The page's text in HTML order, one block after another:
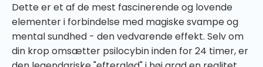
Dette er et af de mest fascinerende og lovende
elementer i forbindelse med magiske svampe og
mental sundhed - den vedvarende effekt. Selv om
din krop omsætter psilocybin inden for 24 timer, er